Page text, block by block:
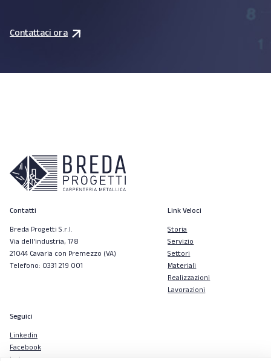
Contattaci ora
Contatti
Breda Progetti S.r.l.
Via dell'industria, 178
21044 Cavaria con Premezzo (VA)
Telefono: 0331 219 001
Link Veloci
Storia
Servizio
Settori
Materiali
Realizzazioni
Lavorazioni
Seguici
Linkedin
Facebook